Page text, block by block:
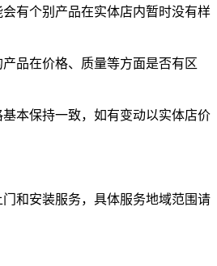
有个别产品在实体店内暂时没有样
品在价格、质量等方面是否有区
本保持一致，如有变动以实体店价
和安装服务，具体服务地域范围请